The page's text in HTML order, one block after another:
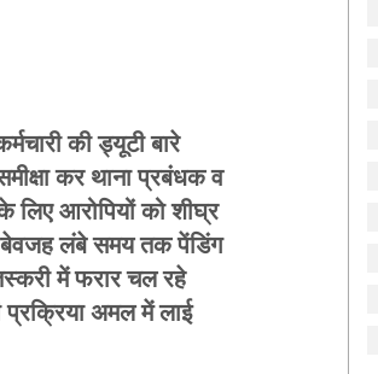
की ड्यूटी बारे
कर थाना प्रबंधक व
लिए आरोपियों को शीघ्र
बेवजह लंबे समय तक पेंडिंग
में फरार चल रहे
प्रक्रिया अमल में लाई